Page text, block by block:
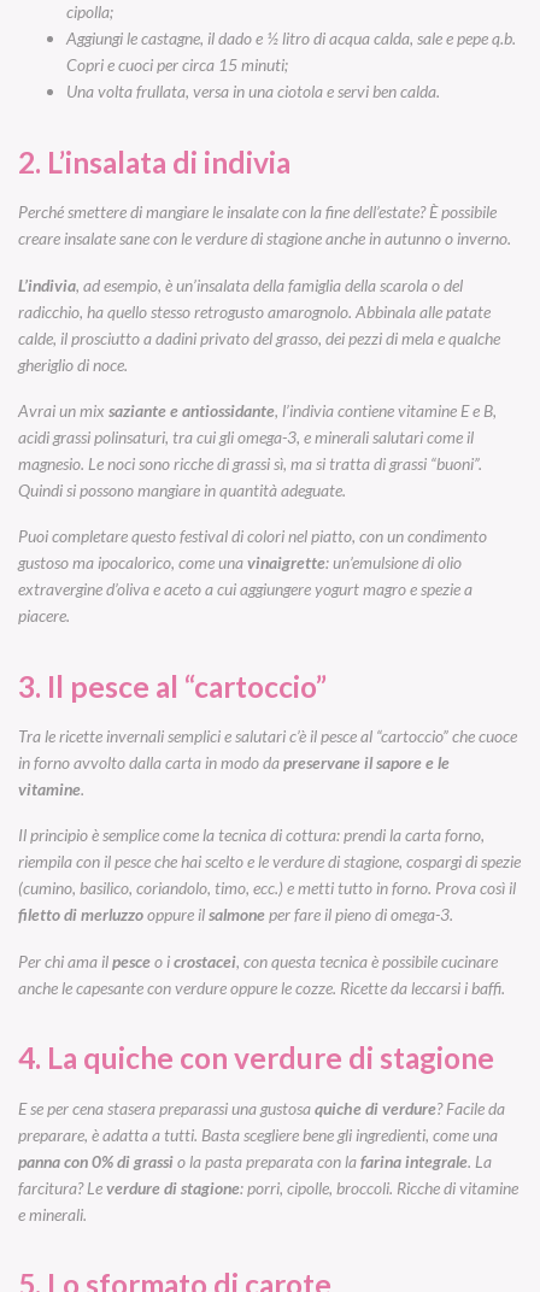
cipolla;
Aggiungi le castagne, il dado e ½ litro di acqua calda, sale e pepe q.b.
Copri e cuoci per circa 15 minuti;
Una volta frullata, versa in una ciotola e servi ben calda.
2. L’insalata di indivia
Perché smettere di mangiare le insalate con la fine dell’estate? È possibile
creare insalate sane con le verdure di stagione anche in autunno o inverno.
L’indivia, ad esempio, è un’insalata della famiglia della scarola o del
radicchio, ha quello stesso retrogusto amarognolo. Abbinala alle patate
calde, il prosciutto a dadini privato del grasso, dei pezzi di mela e qualche
gheriglio di noce.
Avrai un mix saziante e antiossidante, l’indivia contiene vitamine E e B,
acidi grassi polinsaturi, tra cui gli omega-3, e minerali salutari come il
magnesio. Le noci sono ricche di grassi sì, ma si tratta di grassi “buoni”.
Quindi si possono mangiare in quantità adeguate.
Puoi completare questo festival di colori nel piatto, con un condimento
gustoso ma ipocalorico, come unavinaigrette: un’emulsione di olio
extravergine d’oliva e aceto a cui aggiungere yogurt magro e spezie a
piacere.
3. Il pesce al “cartoccio”
Tra le ricette invernali semplici e salutari c’è il pesce al “cartoccio” che cuoce
in forno avvolto dalla carta in modo dapreservaneilsapore e le
vitamine.
Il principio è semplice come la tecnica di cottura: prendi la carta forno,
riempila con il pesce che hai scelto e le verdure di stagione, cospargi di spezie
(cumino, basilico, coriandolo, timo, ecc.) e metti tutto in forno. Prova così il
filetto di merluzzooppure ilsalmoneper fare il pieno di omega-3.
Per chi ama ilpesceo icrostacei, con questa tecnica è possibile cucinare
anche le capesante con verdure oppure le cozze. Ricette da leccarsi i baffi.
4. La quiche con verdure di stagione
E se per cena stasera preparassi una gustosaquiche di verdure? Facile da
preparare, è adatta a tutti. Basta scegliere bene gli ingredienti, come una
panna con 0% di grassio la pasta preparata con lafarina integrale. La
farcitura? Leverdure di stagione: porri, cipolle, broccoli. Ricche di vitamine
e minerali.
5. Lo sformato di carote